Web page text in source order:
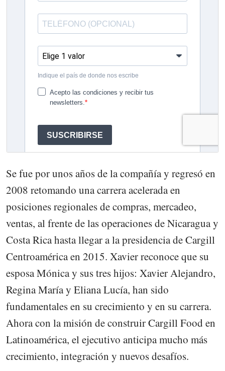
Se fue por unos años de la compañía y regresó en
2008 retomando una carrera acelerada en
posiciones regionales de compras, mercadeo,
ventas, al frente de las operaciones de Nicaragua y
Costa Rica hasta llegar a la presidencia de Cargill
Centroamérica en 2015. Xavier reconoce que su
esposa Mónica y sus tres hijos: Xavier Alejandro,
Regina María y Eliana Lucía, han sido
fundamentales en su crecimiento y en su carrera.
Ahora con la misión de construir Cargill Food en
Latinoamérica, el ejecutivo anticipa mucho más
crecimiento, integración y nuevos desafíos.